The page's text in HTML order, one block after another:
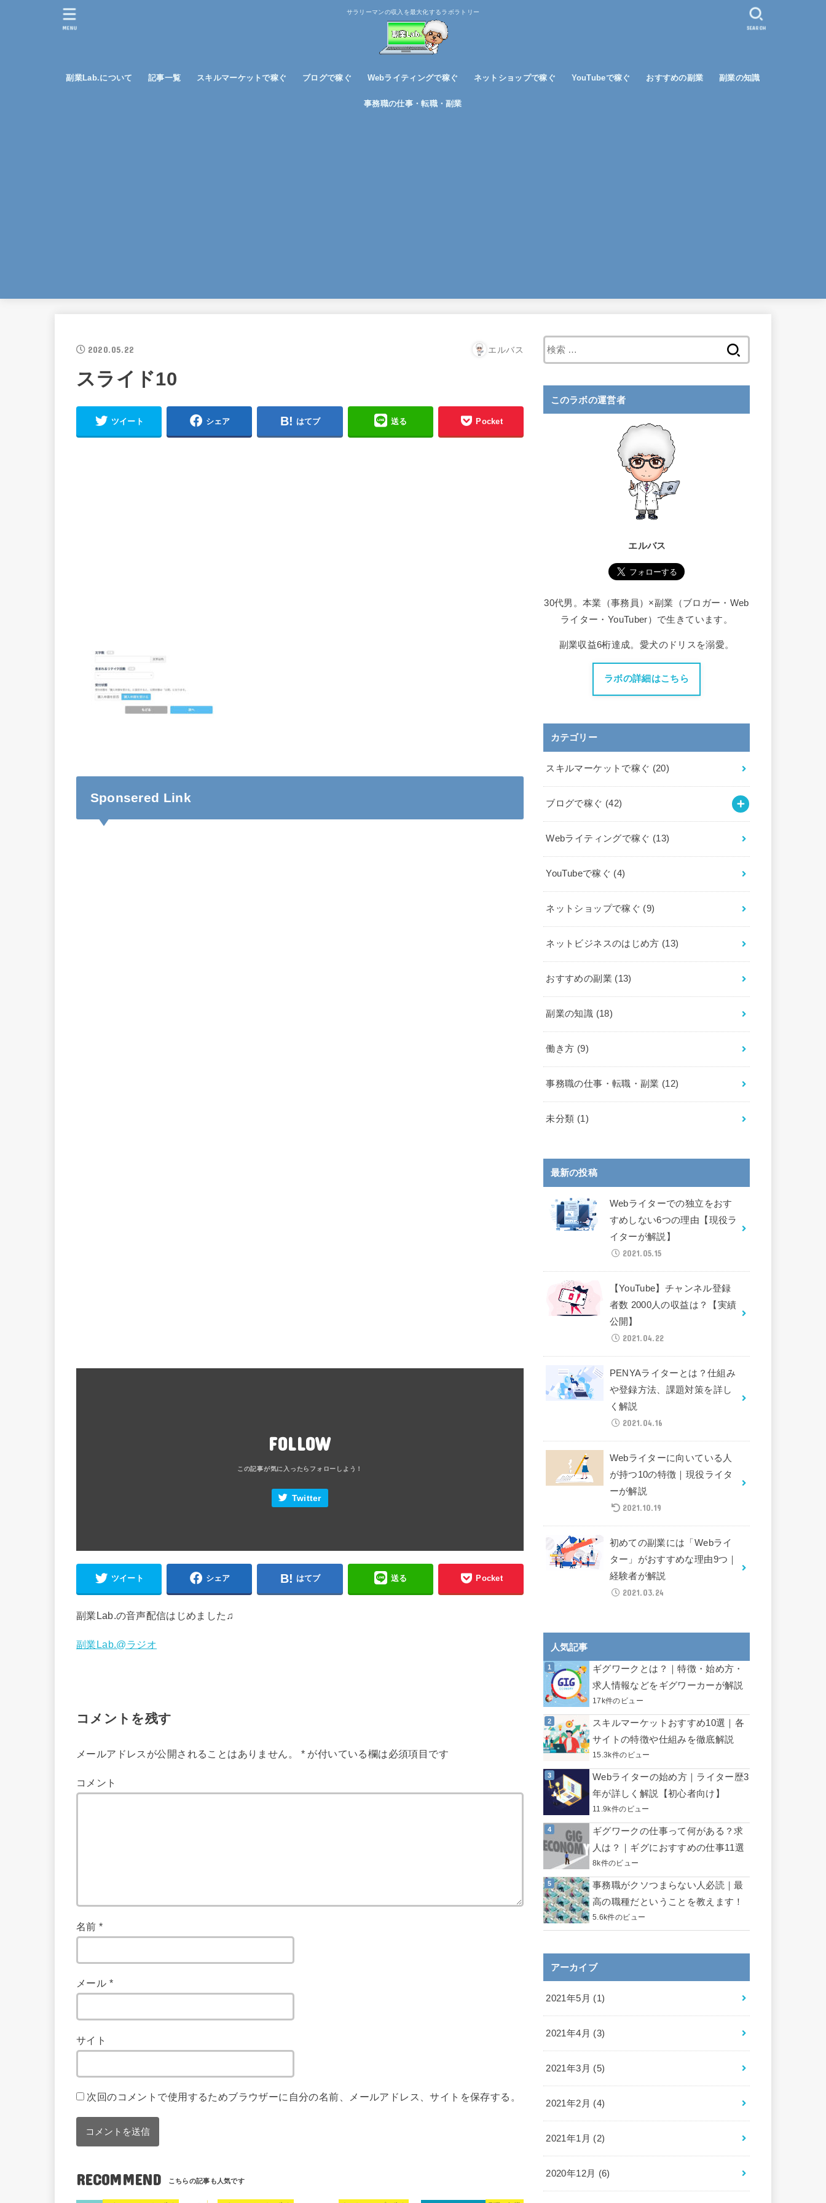
サラリーマンの収入を最大化するラボラトリー
副業Lab.について 記事一覧 スキルマーケットで稼ぐ ブログで稼ぐ
アフィリエイトで稼ぐ
Webライティングで稼ぐ ネットショップで稼ぐ YouTubeで稼ぐ おすすめの副業 副業の知識
事務職の仕事・転職・副業
SEARCH
MENU
2020.05.22 エルバス
スライド10
ツイート シェア はてブ 送る Pocket
Sponsered Link
FOLLOW
Twitter
ツイート シェア はてブ 送る Pocket
副業Lab.の音声配信はじめました♫
副業Lab.@ラジオ
コメントを残す
メールアドレスが公開されることはありません。 *が付いている欄は必須項目です
コメント
名前*
メール *
サイト
次回のコメントで使用するためブラウザーに自分の名前、メールアドレス、サイトを保存する。
RECOMMEND
索
このラボの運営者
エルバス
30代男。本業（事務員）×副業（ブロガー・Web
ライター・YouTuber）で生きています。
副業収益6桁達成。愛犬のドリスを溺愛。
ラボの詳細はこちら
カテゴリー
スキルマーケットで稼ぐ (20)
ブログで稼ぐ (42)
Webライティングで稼ぐ (13)
YouTubeで稼ぐ (4)
ネットショップで稼ぐ (9)
ネットビジネスのはじめ方 (13)
おすすめの副業 (13)
副業の知識 (18)
働き方 (9)
事務職の仕事・転職・副業 (12)
未分類 (1)
最新の投稿
Webライターでの独立をおす
すめしない6つの理由【現役ラ
イターが解説】
2021.05.15
【YouTube】チャンネル登録
者数 2000人の収益は？【実績
公開】
2021.04.22
PENYAライターとは？仕組み
や登録方法、課題対策を詳し
く解説
2021.04.16
Webライターに向いている人
が持つ10の特徴｜現役ライタ
ーが解説
2021.10.19
初めての副業には「Webライ
ター」がおすすめな理由9つ｜
経験者が解説
2021.03.24
人気記事
ギグワークとは？｜特徴・始め方・
求人情報などをギグワーカーが解説
17k件のビュー
スキルマーケットおすすめ10選｜各
サイトの特徴や仕組みを徹底解説
15.3k件のビュー
Webライターの始め方｜ライター歴3
年が詳しく解説【初心者向け】
11.9k件のビュー
ギグワークの仕事って何がある？求
人は？｜ギグにおすすめの仕事11選
8k件のビュー
事務職がクソつまらない人必読｜最
高の職種だということを教えます！
5.6k件のビュー
アーカイブ
2021年5月 (1)
2021年4月 (3)
2021年3月 (5)
2021年2月 (4)
2021年1月 (2)
2020年12月 (6)